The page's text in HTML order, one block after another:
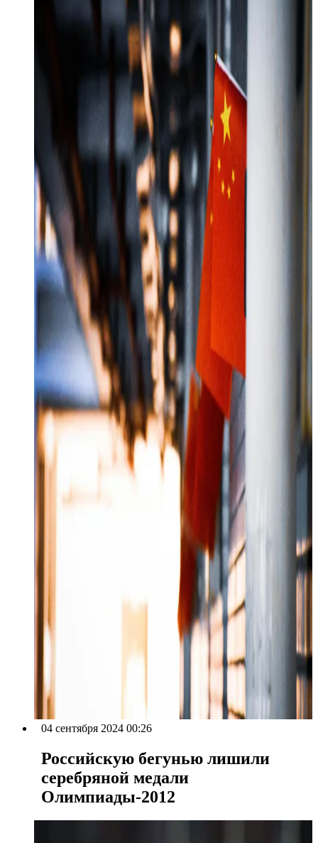
04 сентября 2024 00:26
Российскую бегунью лишили
серебряной медали
Олимпиады-2012